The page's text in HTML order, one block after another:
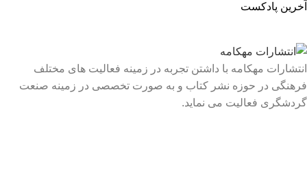
آخرین پادکست
انتشارات مهکامه با داشتن تجربه در زمینه فعالیت های مختلف
فرهنگی در حوزه نشر کتاب و به صورت تخصصی در زمینه صنعت
گردشگری فعالیت می نماید.